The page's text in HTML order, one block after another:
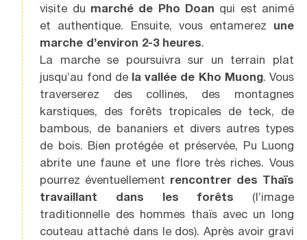
visite du marché de Pho Doan qui est animé
et authentique. Ensuite, vous entamerez une
marche d’environ 2-3 heures.
La marche se poursuivra sur un terrain plat
jusqu’au fond de la vallée de Kho Muong. Vous
traverserez des collines, des montagnes
karstiques, des forêts tropicales de teck, de
bambous, de bananiers et divers autres types
de bois. Bien protégée et préservée, Pu Luong
abrite une faune et une flore très riches. Vous
pourrez éventuellement rencontrer des Thaïs
travaillant dans les forêts (l’image
traditionnelle des hommes thaïs avec un long
couteau attaché dans le dos). Après avoir gravi